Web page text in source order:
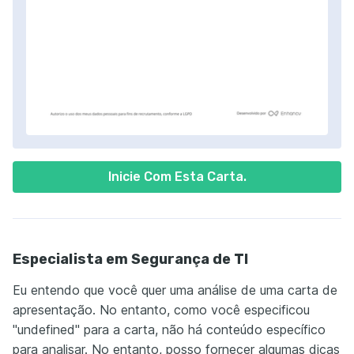
Inicie Com Esta Carta.
Especialista em Segurança de TI
Eu entendo que você quer uma análise de uma carta de
apresentação. No entanto, como você especificou
"undefined" para a carta, não há conteúdo específico
para analisar. No entanto, posso fornecer algumas dicas